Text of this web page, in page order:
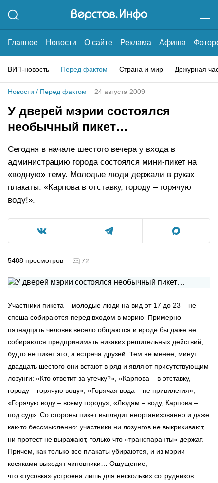
Главное Новости О сайте Реклама Афиша
ВИП-новость Перед фактом Страна и мир Дежурная
Новости / Перед фактом 24 августа 2009
У дверей мэрии состоялся
необычный пикет…
Сегодня в начале шестого вечера у входа в
администрацию города состоялся мини-пикет на
«водную» тему. Молодые люди держали в руках
плакаты: «Карпова в отставку, городу – горячую
воду!».
5488 просмотров 72
Участники пикета – молодые люди на вид от 17 до 23 – не
спеша собираются перед входом в мэрию. Примерно
пятнадцать человек весело общаются и вроде бы даже не
собираются предпринимать никаких решительных действий,
будто не пикет это, а встреча друзей. Тем не менее, минут
двадцать шестого они встают в ряд и являют присутствующим
лозунги: «Кто ответит за утечку?», «Карпова – в отставку,
городу – горячую воду», «Горячая вода – не привилегия»,
«Горячую воду – всему городу», «Людям – воду, Карпова –
под суд». Со стороны пикет выглядит неорганизованно и даже
как-то бессмысленно: участники ни лозунгов не выкрикивают,
ни протест не выражают, только что «транспаранты» держат.
Причем, как только все плакаты убираются, и из мэрии
косяками выходят чиновники… Ощущение,
что «тусовка» устроена лишь для нескольких сотрудников